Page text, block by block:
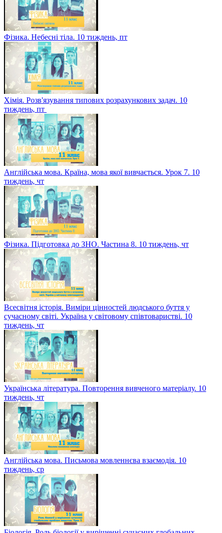
Фізика. Небесні тіла. 10 тиждень, пт
Хімія. Розв'язування типових розрахункових задач. 10
тиждень, пт
Англійська мова. Країна, мова якої вивчається. Урок 7. 10
тиждень, чт
Фізика. Підготовка до ЗНО. Частина 8. 10 тиждень, чт
Всесвітня історія. Виміри цінностей людського буття у
сучасному світі. Україна у світовому співтоваристві. 10
тиждень, чт
Українська література. Повторення вивченого матеріалу. 10
тиждень, чт
Англійська мова. Письмова мовленнєва взаємодія. 10
тиждень, ср